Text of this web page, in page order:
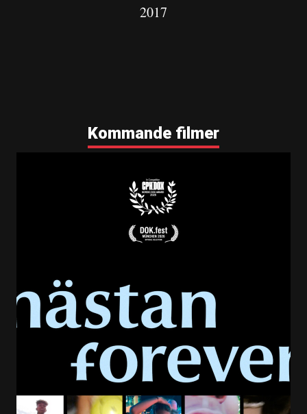
2017
Kommande filmer